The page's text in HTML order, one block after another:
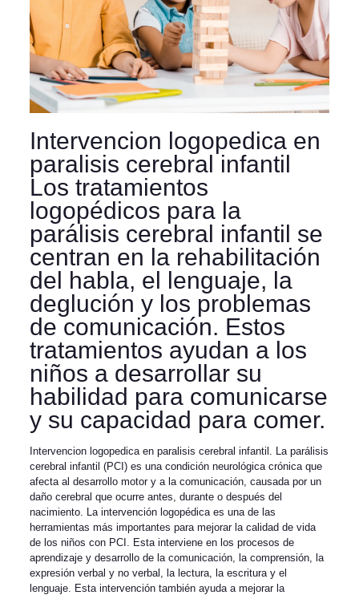
Intervencion logopedica en
paralisis cerebral infantil
Los tratamientos
logopédicos para la
parálisis cerebral infantil se
centran en la rehabilitación
del habla, el lenguaje, la
deglución y los problemas
de comunicación. Estos
tratamientos ayudan a los
niños a desarrollar su
habilidad para comunicarse
y su capacidad para comer.
Intervencion logopedica en paralisis cerebral infantil. La parálisis
cerebral infantil (PCI) es una condición neurológica crónica que
afecta al desarrollo motor y a la comunicación, causada por un
daño cerebral que ocurre antes, durante o después del
nacimiento. La intervención logopédica es una de las
herramientas más importantes para mejorar la calidad de vida
de los niños con PCI. Esta interviene en los procesos de
aprendizaje y desarrollo de la comunicación, la comprensión, la
expresión verbal y no verbal, la lectura, la escritura y el
lenguaje. Esta intervención también ayuda a mejorar la